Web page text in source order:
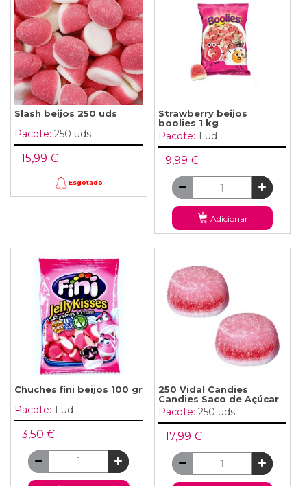
Slash beijos 250 uds
Pacote: 250 uds
15,99 €
Esgotado
Strawberry beijos
boolies 1 kg
Pacote: 1 ud
9,99 €
Adicionar
Chuches fini beijos 100 gr
Pacote: 1 ud
3,50 €
250 Vidal Candies
Candies Saco de Açúcar
Pacote: 250 uds
17,99 €